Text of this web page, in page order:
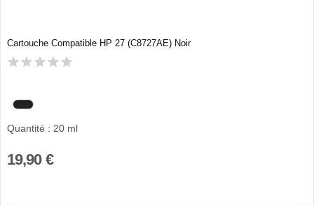
Cartouche Compatible HP 27 (C8727AE) Noir
Quantité : 20 ml
19,90 €